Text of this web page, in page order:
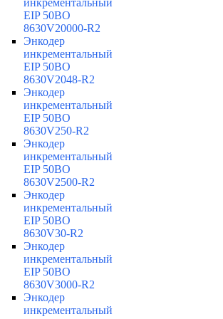
инкрементальный
EIP 50BO
8630V20000-R2
Энкодер
инкрементальный
EIP 50BO
8630V2048-R2
Энкодер
инкрементальный
EIP 50BO
8630V250-R2
Энкодер
инкрементальный
EIP 50BO
8630V2500-R2
Энкодер
инкрементальный
EIP 50BO
8630V30-R2
Энкодер
инкрементальный
EIP 50BO
8630V3000-R2
Энкодер
инкрементальный